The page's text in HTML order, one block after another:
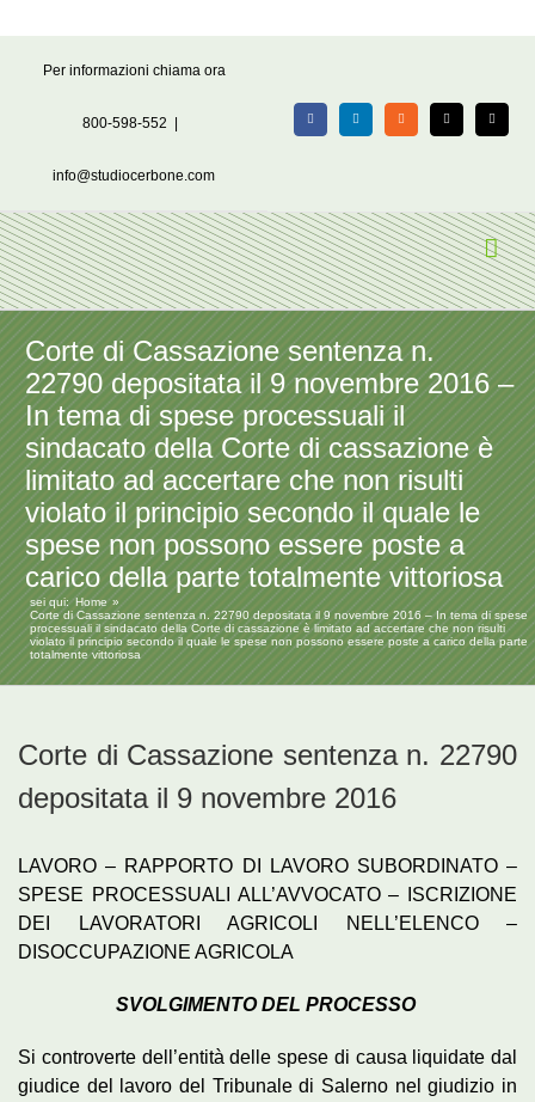
Per informazioni chiama ora
800-598-552
info@studiocerbone.com
FacebookLinkedIn Rss X Email
Corte di Cassazione sentenza n.
22790 depositata il 9 novembre 2016 –
In tema di spese processuali il
sindacato della Corte di cassazione è
limitato ad accertare che non risulti
violato il principio secondo il quale le
spese non possono essere poste a
carico della parte totalmente vittoriosa
sei qui:
Home
Corte di Cassazione sentenza n. 22790 depositata il 9 novembre 2016 – In tema di spese
processuali il sindacato della Corte di cassazione è limitato ad accertare che non risulti
violato il principio secondo il quale le spese non possono essere poste a carico della parte
totalmente vittoriosa
Corte di Cassazione sentenza n. 22790
depositata il 9 novembre 2016
LAVORO – RAPPORTO DI LAVORO SUBORDINATO –
SPESE PROCESSUALI ALL’AVVOCATO – ISCRIZIONE
DEI LAVORATORI AGRICOLI NELL’ELENCO –
DISOCCUPAZIONE AGRICOLA
SVOLGIMENTO DEL PROCESSO
Si controverte dell’entità delle spese di causa liquidate dal
giudice del lavoro del Tribunale di Salerno nel giudizio in